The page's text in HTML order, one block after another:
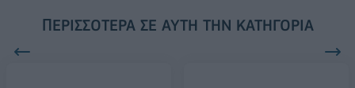
ΠΕΡΙΣΣΌΤΕΡΑ ΣΕ ΑΥΤΉ ΤΗΝ ΚΑΤΗΓΟΡΊΑ